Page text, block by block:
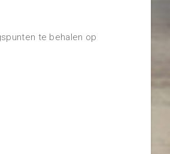
te behalen op